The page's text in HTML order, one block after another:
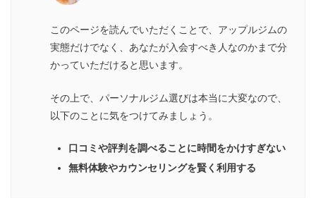
も安い
このページを読んでいただくことで、アップルジムの
実態だけでなく、あなたが入会すべき人なのかまで分
かっていただけると思います。
その上で、パーソナルジム選びは本当に大変なので、
以下のことに気をつけてみましょう。
口コミや評判を調べることに時間をかけすぎない
無料体験やカウンセリングを賢く利用する